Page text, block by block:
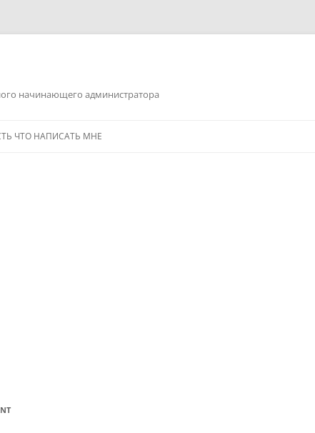
начинающего администратора
ЧТО НАПИСАТЬ МНЕ